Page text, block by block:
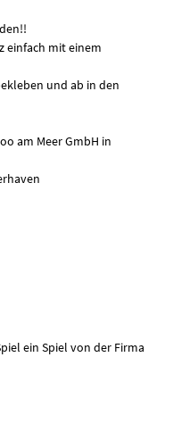
einfach mit einem
und ab in den
am Meer GmbH in
ein Spiel von der Firma